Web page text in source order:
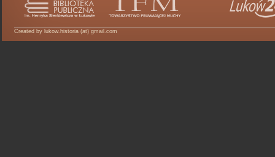
Created by lukow.historia (at) gmail.com